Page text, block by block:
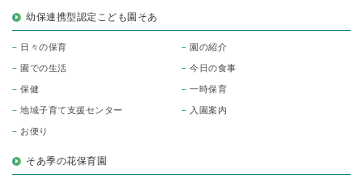
幼保連携型認定こども園そあ
日々の保育 園の紹介
園での生活 今日の食事
保健 一時保育
地域子育て支援センター 入園案内
お便り
そあ季の花保育園